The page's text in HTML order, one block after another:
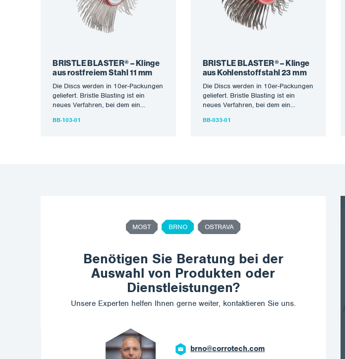
BRISTLE BLASTER® – Klinge
aus rostfreiem Stahl 11 mm
Die Discs werden in 10er-Packungen
geliefert. Bristle Blasting ist ein
neues Verfahren, bei dem ein
Borstenwerkzeug eingesetzt…
BB-103-01
BRISTLE BLASTER® – Klinge
aus Kohlenstoffstahl 23 mm
Die Discs werden in 10er-Packungen
geliefert. Bristle Blasting ist ein
neues Verfahren, bei dem ein
Borstenwerkzeug eingesetzt…
BB-033-01
MOST BRNO OSTRAVA
Benötigen Sie Beratung bei der
Auswahl von Produkten oder
Dienstleistungen?
Unsere Experten helfen Ihnen gerne weiter, kontaktieren Sie uns.
ostrava@corrotech.com